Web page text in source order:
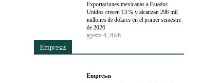
Exportaciones mexicanas a Estados
Unidos crecen 13 % y alcanzan 298 mil
millones de dólares en el primer semestre
de 2026
agosto 4, 2026
Empresas
Empresas